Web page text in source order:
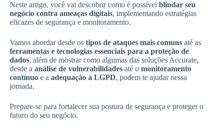
Neste artigo, você vai descobrir como é possível blindar seu
negócio contra ameaças digitais, implementando estratégias
eficazes de segurança e monitoramento.
Vamos abordar desde os tipos de ataques mais comuns até as
ferramentas e tecnologias essenciais para a proteção de
dados, além de mostrar como algumas das soluções Accurate,
desde a análise de vulnerabilidades até o monitoramento
contínuo e a adequação à LGPD, podem te ajudar nessa
jornada.
Prepare-se para fortalecer sua postura de segurança e proteger o
futuro do seu negócio.